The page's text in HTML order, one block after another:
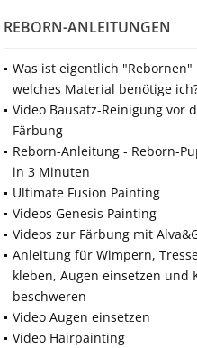
REBORN-ANLEITUNGEN
Was ist eigentlich "Rebornen"
welches Material benötige
Video Bausatz-Reinigung vor
Färbung
Reborn-Anleitung - Reborn-
in 3 Minuten
Ultimate Fusion Painting
Videos Genesis Painting
Videos zur Färbung mit
Anleitung für Wimpern,
kleben, Augen einsetzen und
beschweren
Video Augen einsetzen
Video Hairpainting